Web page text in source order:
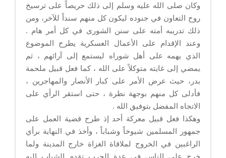
وكان صلى الله عليه وسلم إلى ذلك حريصاً على ترسيخ
روح التعاون في جنوده ليكون كل منهم سنداً للآخر، ومن
ذلك تدريبه أمته على سنن الشورى في كل أمر هام .
وعند الإقدام على الأعمال العسكرية يطرح الموضوع
الذي يهمه على أهل شوراه ليستمع إلى آرائهم ، ثم
يمضي إلى غايته متوكلاً على الله ، كما فعل قبيل ملحمة
بدر، حيث عرض الأمر على كبار الأنصار والمهاجرين ،
فأدلى كل منهم بوجهة نظرة ، حتى استقر الرأي على
الاتجاه المفضل بتوفيق الله .
وهكذا فعل قبيل معركة أحد إذ طرح قضية العمل على
جمهور المسلمين شيوخاً وشباباً ، وأخذ في النهاية برأي
الراغبين في الخروج لملاقاة الغزاة خارج المدينة ولما